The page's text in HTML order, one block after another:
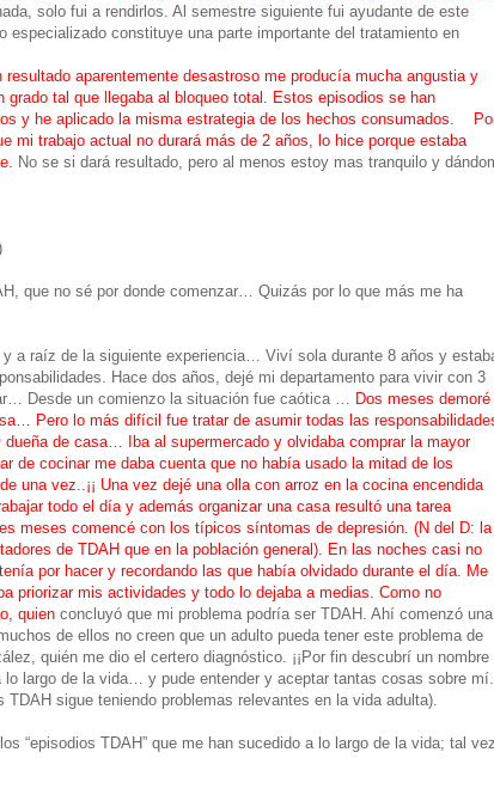
solo fui a rendirlos. Al semestre siguiente fui ayudante de este
especializado constituye una parte importante del tratamiento en
resultado aparentemente desastroso me producía mucha angustia y
tal que llegaba al bloqueo total. Estos episodios se han
y he aplicado la misma estrategia de los hechos consumados.
mi trabajo actual no durará más de 2 años, lo hice porque estaba
No se si dará resultado, pero al menos estoy mas tranquilo y
que no sé por donde comenzar… Quizás por lo que más me ha
a raíz de la siguiente experiencia… Viví sola durante 8 años y
Hace dos años, dejé mi departamento para vivir con 3
Desde un comienzo la situación fue caótica …
Dos meses demoré
Pero lo más difícil fue tratar de asumir todas las
de casa… Iba al supermercado y olvidaba comprar la mayor
de cocinar me daba cuenta que no había usado la mitad de los
una vez..¡¡ Una vez dejé una olla con arroz en la cocina encendida
todo el día y además organizar una casa resultó una tarea
meses comencé con los típicos síntomas de depresión. (N del D: la
de TDAH que en la población general). En las noches casi no
por hacer y recordando las que había olvidado durante el día. Me
priorizar mis actividades y todo lo dejaba a medias. Como no
quienconcluyó que mi problema podría ser TDAH. Ahí comenzó una
de ellos no creen que un adulto pueda tener este problema de
quién me dio el certero diagnóstico. ¡¡Por fin descubrí un nombre
largo de la vida… y pude entender y aceptar tantas cosas sobre mí..
TDAH sigue teniendo problemas relevantes en la vida adulta).
“episodios TDAH” que me han sucedido a lo largo de la vida; tal vez